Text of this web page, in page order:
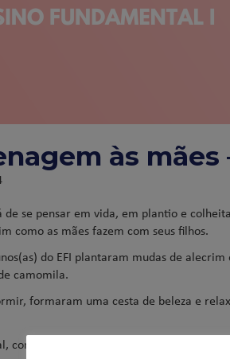
às mães
se pensar em vida, em plantio e
como as mães fazem com seus filhos.
do EFI plantaram mudas de
camomila.
formaram uma cesta de beleza e
com direito à sala de massagem, salão